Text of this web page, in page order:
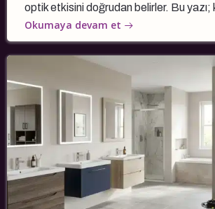
optik etkisini doğrudan belirler. Bu yazı;
Okumaya devam et